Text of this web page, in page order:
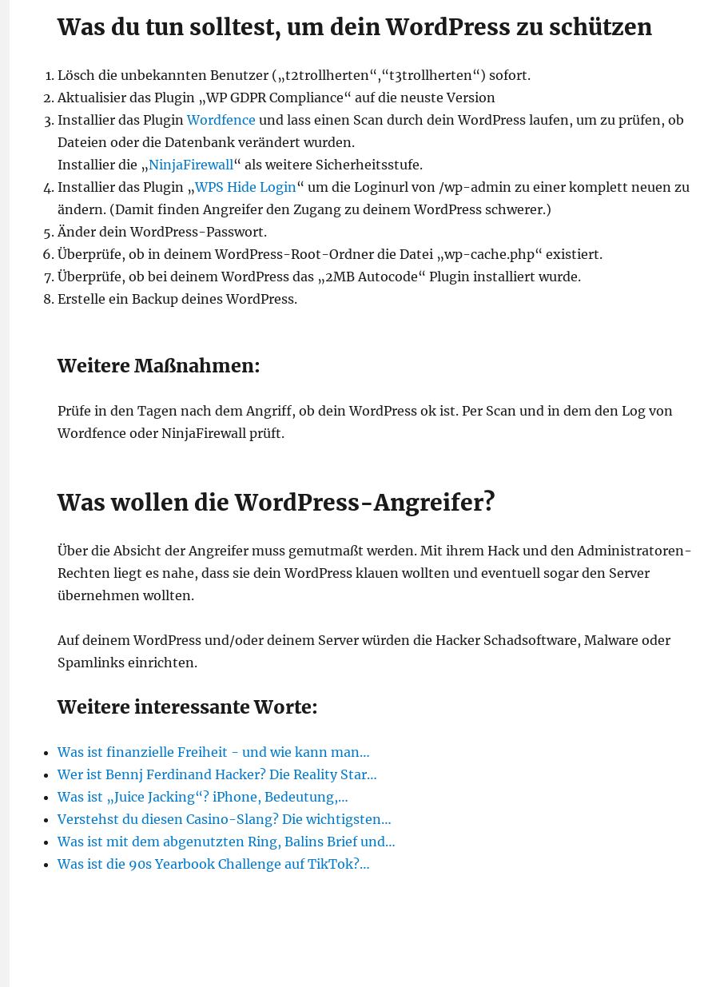
Was du tun solltest, um dein WordPress zu schützen
Lösch die unbekannten Benutzer („t2trollherten“,“t3trollherten“) sofort.
Aktualisier das Plugin „WP GDPR Compliance“ auf die neuste Version
Installier das PluginWordfence und lass einen Scan durch dein WordPress laufen, um zu prüfen, ob
Dateien oder die Datenbank verändert wurden.
Installier die „NinjaFirewall“ als weitere Sicherheitsstufe.
Installier das Plugin „WPS Hide Login“ um die Loginurl von /wp-admin zu einer komplett neuen zu
ändern. (Damit finden Angreifer den Zugang zu deinem WordPress schwerer.)
Änder dein WordPress-Passwort.
Überprüfe, ob in deinem WordPress-Root-Ordner die Datei „wp-cache.php“ existiert.
Überprüfe, ob bei deinem WordPress das „2MB Autocode“ Plugin installiert wurde.
Erstelle ein Backup deines WordPress.
Weitere Maßnahmen:
Prüfe in den Tagen nach dem Angriff, ob dein WordPress ok ist. Per Scan und in dem den Log von
Wordfence oder NinjaFirewall prüft.
Was wollen die WordPress-Angreifer?
Über die Absicht der Angreifer muss gemutmaßt werden. Mit ihrem Hack und den Administratoren-
Rechten liegt es nahe, dass sie dein WordPress klauen wollten und eventuell sogar den Server
übernehmen wollten.
Auf deinem WordPress und/oder deinem Server würden die Hacker Schadsoftware, Malware oder
Spamlinks einrichten.
Weitere interessante Worte:
Was ist finanzielle Freiheit - und wie kann man…
Wer ist Bennj Ferdinand Hacker? Die Reality Star…
Was ist „Juice Jacking“? iPhone, Bedeutung,…
Verstehst du diesen Casino-Slang? Die wichtigsten…
Was ist mit dem abgenutzten Ring, Balins Brief und…
Was ist die 90s Yearbook Challenge auf TikTok?…